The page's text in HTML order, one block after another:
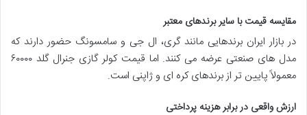
مقایسه قیمت با سایر برندهای معتبر
در بازار ایران برندهایی مانند گری، ال جی و سامسونگ حضور دارند که
مدل های صنعتی عرضه می کنند. اما قیمت کولر گازی جنرال گلد ۶۰۰۰۰
معمولاً پایین تر از برندهای کره ای و ژاپنی است.
ارزش واقعی در برابر هزینه پرداختی